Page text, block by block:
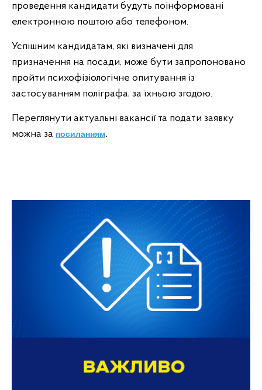
проведення кандидати будуть поінформовані
електронною поштою або телефоном.
Успішним кандидатам, які визначені для
призначення на посади, може бути запропоновано
пройти психофізіологічне опитування із
застосуванням поліграфа, за їхньою згодою.
Переглянути актуальні вакансії та подати заявку
можна за посиланням.